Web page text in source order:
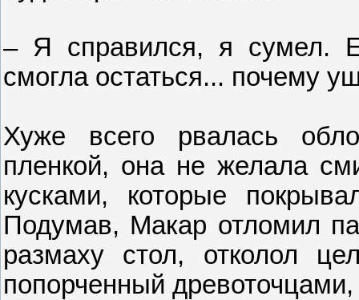
– Я справился, я сумел.
смогла остаться... почему
Хуже всего рвалась
пленкой, она не желала
кусками, которые
Подумав, Макар отломил
размаху стол, отколол
попорченный